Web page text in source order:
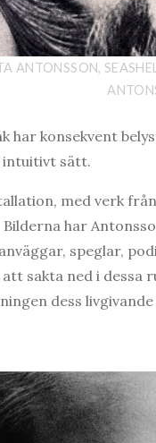
ANTONSSON,
konsekvent
intuitivt sätt.
med verk
har
speglar,
sakta ned i dessa
dess livgivande